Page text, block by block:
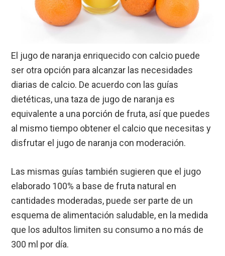
El jugo de naranja enriquecido con calcio puede
ser otra opción para alcanzar las necesidades
diarias de calcio. De acuerdo con las guías
dietéticas, una taza de jugo de naranja es
equivalente a una porción de fruta, así que puedes
al mismo tiempo obtener el calcio que necesitas y
disfrutar el jugo de naranja con moderación.
Las mismas guías también sugieren que el jugo
elaborado 100% a base de fruta natural en
cantidades moderadas, puede ser parte de un
esquema de alimentación saludable, en la medida
que los adultos limiten su consumo a no más de
300 ml por día.